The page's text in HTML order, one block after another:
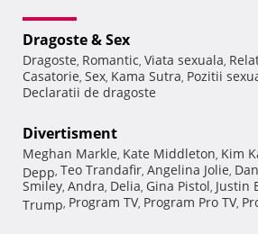
Dragoste & Sex
Dragoste, Romantic, Viata sexuala,
Casatorie, Sex, Kama Sutra, Pozitii
Declaratii de dragoste
Divertisment
Meghan Markle, Kate Middleton, Kim
Depp, Teo Trandafir, Angelina Jolie,
Smiley, Andra, Delia, Gina Pistol, Justin
Trump, Program TV, Program Pro TV,